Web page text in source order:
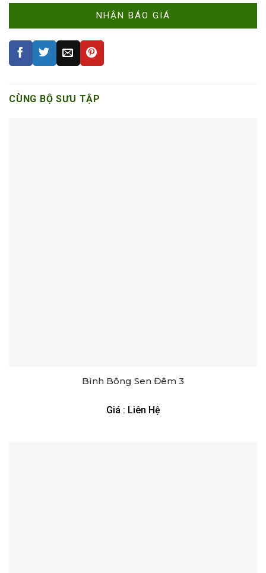
CÙNG BỘ SƯU TẬP
Bình Bông Sen Đêm 3
Giá : Liên Hệ